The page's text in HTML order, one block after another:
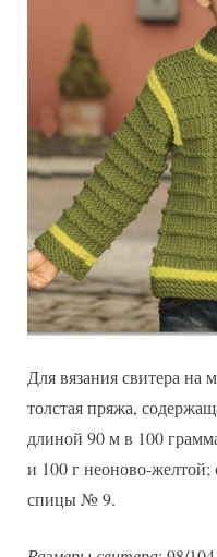
Для вязания свитера на
толстая пряжа,
длиной 90 м в 100
и 100 г неоново-
спицы № 9.